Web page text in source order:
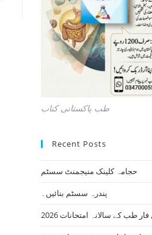
طب پاکستانی کتاب
Recent Posts
حجامہ کلینک منیجمنٹ سسٹم
پندرہ سسٹم بنائیں۔
طب کے سالانہ امتحانات 2026